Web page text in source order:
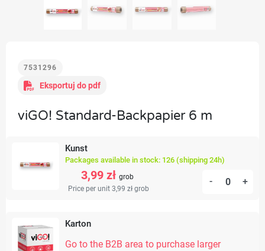
7531296
Eksportuj do pdf
viGO! Standard-Backpapier 6 m
Kunst
Packages available in stock: 126 (shipping 24h)
3,99 zł grob
Price per unit 3,99 zł grob
- +
Karton
Go to the B2B area to purchase larger